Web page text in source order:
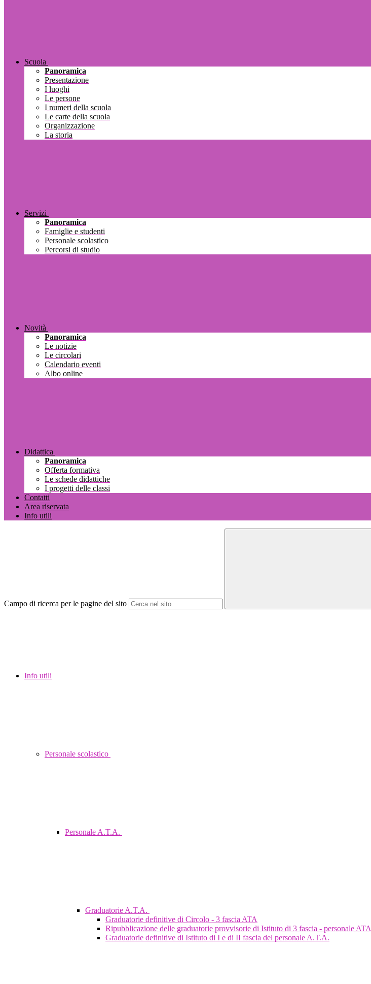
Scuola
Panoramica
Presentazione
I luoghi
Le persone
I numeri della scuola
Le carte della scuola
Organizzazione
La storia
Servizi
Panoramica
Famiglie e studenti
Personale scolastico
Percorsi di studio
Novità
Panoramica
Le notizie
Le circolari
Calendario eventi
Albo online
Didattica
Panoramica
Offerta formativa
Le schede didattiche
I progetti delle classi
Contatti
Area riservata
Info utili
Campo di ricerca per le pagine del sito
Info utili
Personale scolastico
Personale A.T.A.
Graduatorie A.T.A.
Graduatorie definitive di Circolo - 3 fascia ATA
Ripubblicazione delle graduatorie provvisorie di Istituto di 3 fascia - personale ATA
Graduatorie definitive di Istituto di I e di II fascia del personale A.T.A.